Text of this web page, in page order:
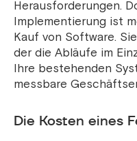
Herausforderungen.
Implementierung ist
Kauf von Software.
der die Abläufe im
Ihre bestehenden
messbare
Die Kosten eines